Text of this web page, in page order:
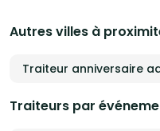
Autres villes à
Traiteur anniversaire
Traiteurs par